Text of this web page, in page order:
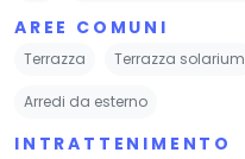
AREE COMUNI
Terrazza Terrazza solarium
Arredi da esterno
INTRATTENIMENTO